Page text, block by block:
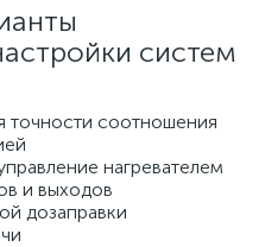
систем
точности соотношения
нагревателем
и выходов
дозаправки